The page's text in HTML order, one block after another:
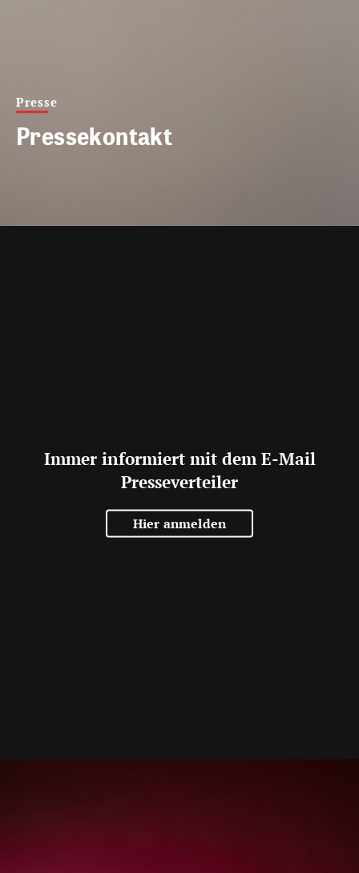
Presse
Pressekontakt
Immer informiert mit dem E-Mail
Presseverteiler
Hier anmelden